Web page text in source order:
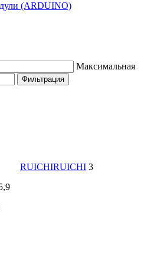
(ARDUINO)
Максимальная
Фильтрация
RUICHIRUICHI 3